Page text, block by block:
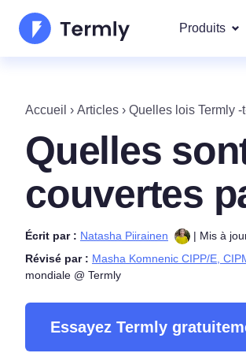
Produits
Accueil › Articles › Quelles lois Termly -
Quelles
couvertes
Écrit par : Natasha Piirainen
| Mis à
Révisé par : Masha Komnenic CIPP/E,
mondiale @ Termly
Essayez Termly